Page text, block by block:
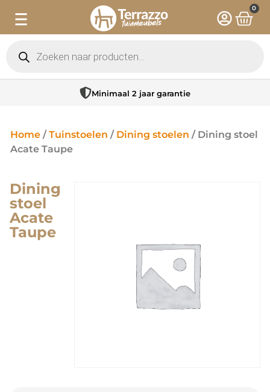
0
Minimaal 2 jaar garantie
Home / Tuinstoelen / Dining stoelen / Dining stoel
Acate Taupe
Dining
stoel
Acate
Taupe